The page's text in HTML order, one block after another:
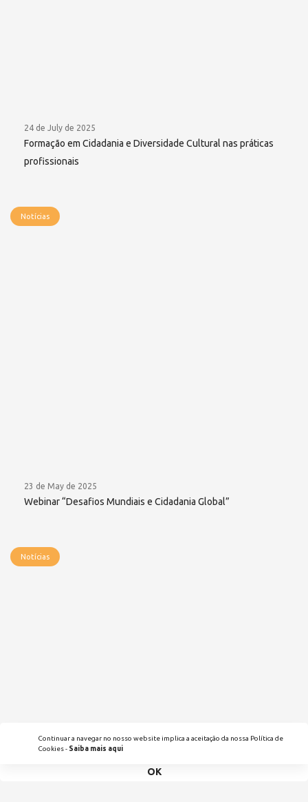
24 de July de 2025
Formação em Cidadania e Diversidade Cultural nas práticas
profissionais
Notícias
23 de May de 2025
Webinar “Desafios Mundiais e Cidadania Global”
Notícias
Continuar a navegar no nosso website implica a aceitação da nossa Política de
Cookies - Saiba mais aqui
OK